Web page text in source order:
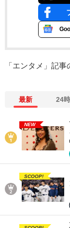
「エンタメ」記
最新 24
NEW
SCOOP!